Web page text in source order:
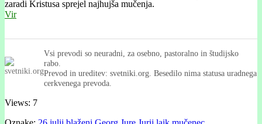
zaradi Kristusa sprejel najhujša mučenja.
Vir
Vsi prevodi so neuradni, za osebno, pastoralno in študijsko
rabo.
Prevod in ureditev: svetniki.org. Besedilo nima statusa uradnega
cerkvenega prevoda.
Views: 7